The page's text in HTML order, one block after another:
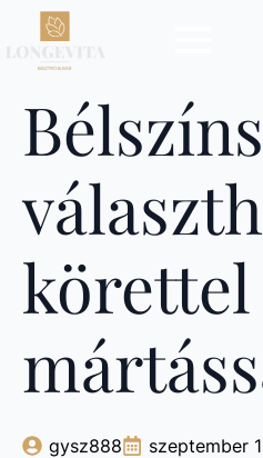
körettel
gysz888
szeptember